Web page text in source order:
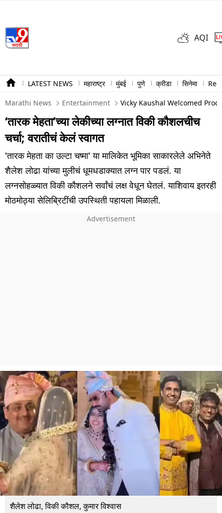
AQI
LATEST NEWS महाराष्ट्र मुंबई पुणे क्रीडा सिनेमा
Marathi News Entertainment Vicky Kaushal Welcomed
‘तारक मेहता’च्या लेकीच्या लग्नात विकी कौशलचीच
चर्चा; वरातीचं केलं स्वागत
'तारक मेहता का उल्टा चष्मा' या मालिकेत भूमिका साकारलेले अभिनेते
शैलेश लोढा यांच्या मुलीचं धूमधडाक्यात लग्न पार पडलं. या
लग्नसोहळ्यात विकी कौशलने सर्वांचं लक्ष वेधून घेतलं. याशिवाय इतरही
मोठमोठ्या सेलिब्रिटींची उपस्थिती पहायला मिळाली.
शैलेश लोढा, विकी कौशल, कुमार विश्वास